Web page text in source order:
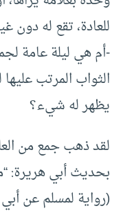
للعادة، تقع له دون
-أم هي ليلة عامة
الثواب المرتب
يظهر له شيء؟
لقد ذهب جمع من
بحديث أبي هريرة:
(رواية لمسلم عن